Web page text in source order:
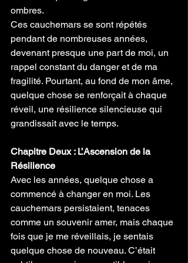
ombres.
Ces cauchemars se sont répétés
pendant de nombreuses années,
devenant presque une part de moi, un
rappel constant du danger et de ma
fragilité. Pourtant, au fond de mon âme,
quelque chose se renforçait à chaque
réveil, une résilience silencieuse qui
grandissait avec le temps.
Chapitre Deux : L’Ascension de la
Résilience
Avec les années, quelque chose a
commencé à changer en moi. Les
cauchemars persistaient, tenaces
comme un souvenir amer, mais chaque
fois que je me réveillais, je sentais
quelque chose de nouveau. C’était